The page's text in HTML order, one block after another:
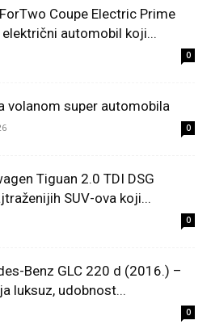
Coupe Electric Prime
automobil koji...
0
volanom super automobila
0
Tiguan 2.0 TDI DSG
SUV-ova koji...
0
Benz GLC 220 d (2016.) –
luksuz, udobnost...
0